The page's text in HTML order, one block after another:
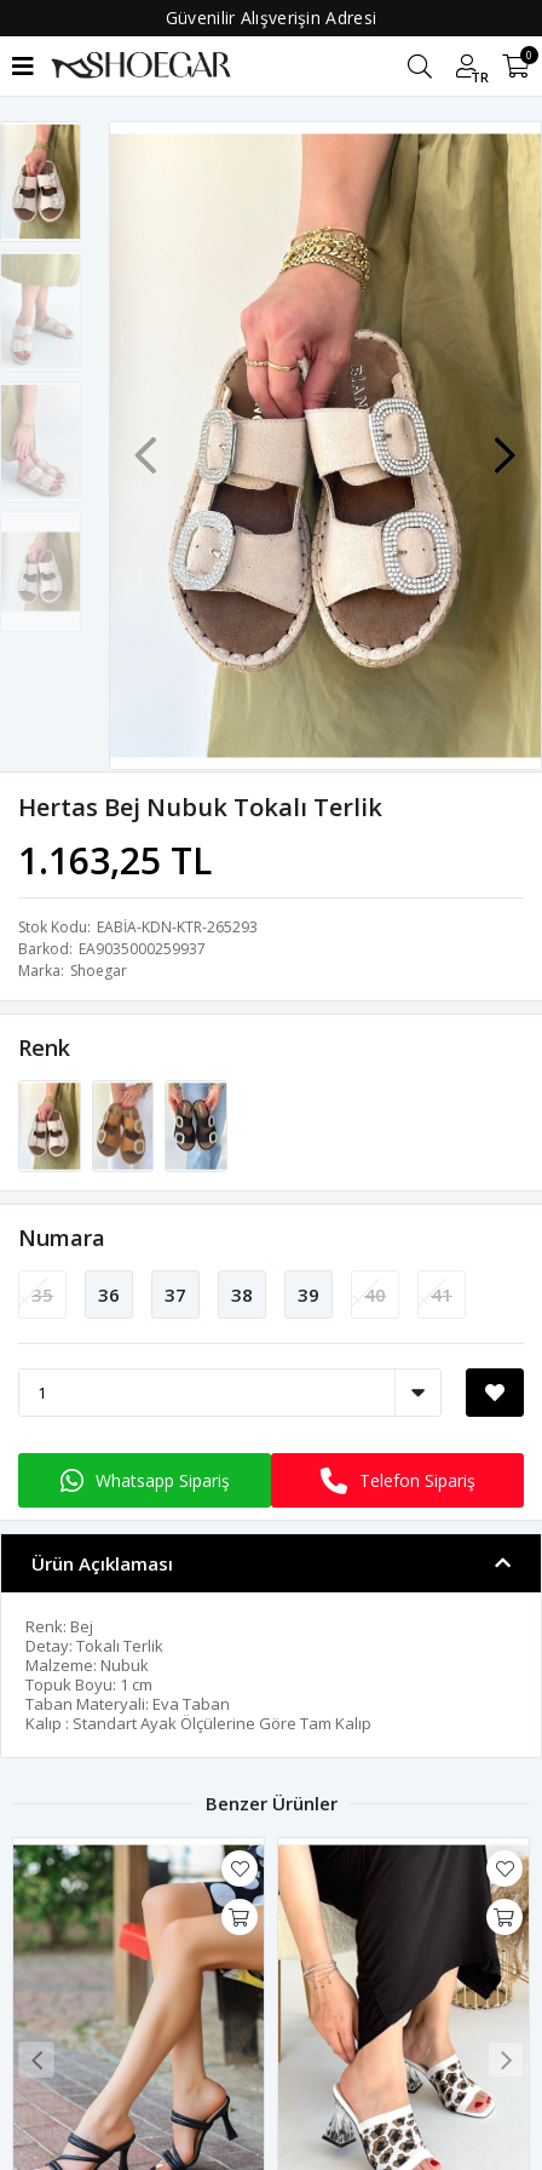
Güvenilir Alışverişin Adresi
TR
0
Hertas Bej Nubuk Tokalı Terlik
1.163,25 TL
Stok Kodu EABİA-KDN-KTR-265293
Barkod EA9035000259937
Marka Shoegar
Renk
Numara
35 36 37 38 39 40 41
Whatsapp Sipariş Telefon Sipariş
Ürün Açıklaması
Renk: Bej
Detay: Tokalı Terlik
Malzeme: Nubuk
Topuk Boyu: 1 cm
Taban Materyali: Eva Taban
Kalıp : Standart Ayak Ölçülerine Göre Tam Kalıp
Benzer Ürünler